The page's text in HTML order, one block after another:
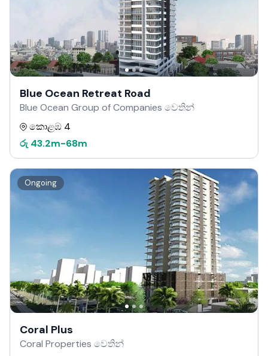
Blue Ocean Retreat Road
Blue Ocean Group of Companies වෙතින්
කොළඹ 4
රු 43.2m-68m
Ongoing
Coral Plus
Coral Properties වෙතින්